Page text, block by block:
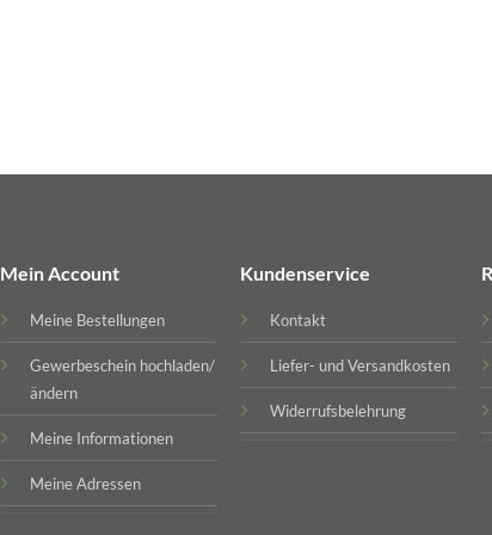
Mein Account
Meine Bestellungen
Gewerbeschein hochladen/
ändern
Meine Informationen
Meine Adressen
Kundenservice
Kontakt
Liefer- und Versandkosten
Widerrufsbelehrung